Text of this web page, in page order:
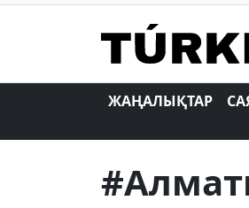
ЖАҢАЛЫҚТАР